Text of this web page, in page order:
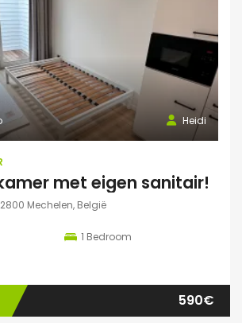
Heidi
met eigen sanitair!
Mechelen, België
1 Bedroom
590€